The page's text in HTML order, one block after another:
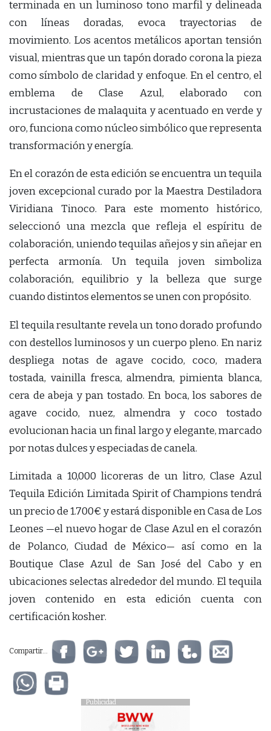
terminada en un luminoso tono marfil y delineada
con líneas doradas, evoca trayectorias de
movimiento. Los acentos metálicos aportan tensión
visual, mientras que un tapón dorado corona la pieza
como símbolo de claridad y enfoque. En el centro, el
emblema de Clase Azul, elaborado con
incrustaciones de malaquita y acentuado en verde y
oro, funciona como núcleo simbólico que representa
transformación y energía.
En el corazón de esta edición se encuentra un tequila
joven excepcional curado por la Maestra Destiladora
Viridiana Tinoco. Para este momento histórico,
seleccionó una mezcla que refleja el espíritu de
colaboración, uniendo tequilas añejos y sin añejar en
perfecta armonía. Un tequila joven simboliza
colaboración, equilibrio y la belleza que surge
cuando distintos elementos se unen con propósito.
El tequila resultante revela un tono dorado profundo
con destellos luminosos y un cuerpo pleno. En nariz
despliega notas de agave cocido, coco, madera
tostada, vainilla fresca, almendra, pimienta blanca,
cera de abeja y pan tostado. En boca, los sabores de
agave cocido, nuez, almendra y coco tostado
evolucionan hacia un final largo y elegante, marcado
por notas dulces y especiadas de canela.
Limitada a 10,000 licoreras de un litro, Clase Azul
Tequila Edición Limitada Spirit of Champions tendrá
un precio de 1.700€ y estará disponible en Casa de Los
Leones —el nuevo hogar de Clase Azul en el corazón
de Polanco, Ciudad de México— así como en la
Boutique Clase Azul de San José del Cabo y en
ubicaciones selectas alrededor del mundo. El tequila
joven contenido en esta edición cuenta con
certificación kosher.
Compartir...
Publicidad